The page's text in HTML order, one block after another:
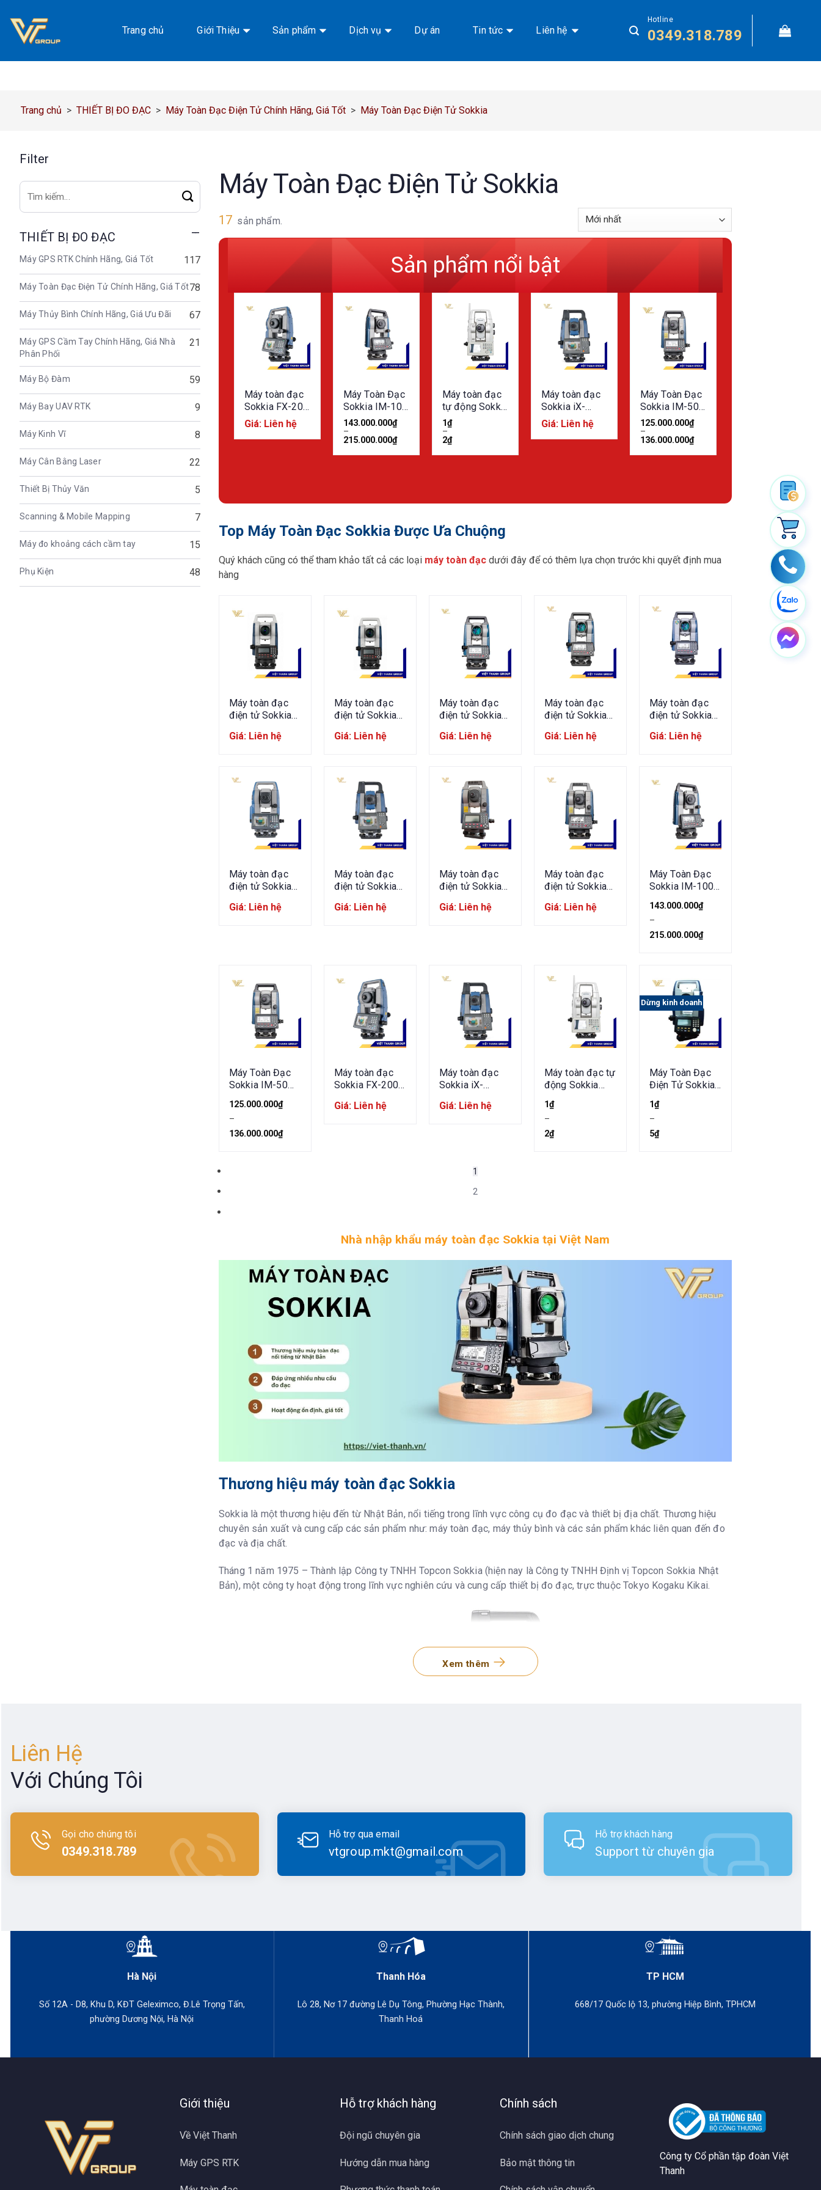
đến
Trang chủ Giới Thiệu Sản phẩm Dịch vụ Dự án Tin tức Liên hệ
Hotline
0349.318.789
Trang chủ > THIẾT BỊ ĐO ĐẠC > Máy Toàn Đạc Điện Tử Chính Hãng, Giá Tốt > Máy Toàn Đạc Điện Tử Sokkia
Filter
Tìm
THIẾT BỊ ĐO ĐẠC
Máy GPS RTK Chính Hãng, Giá Tốt 117
Máy Toàn Đạc Điện Tử Chính Hãng, Giá Tốt78
Máy Thủy Bình Chính Hãng, Giá Ưu Đãi 67
Máy GPS Cầm Tay Chính Hãng, Giá Nhà
Phân Phối
21
Máy Bộ Đàm 59
Máy Bay UAV RTK 9
Máy Kinh Vĩ 8
Máy Cân Bằng Laser 22
Thiết Bị Thủy Văn 5
Scanning & Mobile Mapping 7
Máy đo khoảng cách cầm tay 15
Phụ Kiện 48
Máy Toàn Đạc Điện Tử Sokkia
17 sản phẩm.
Sản phẩm nổi bật
Máy toàn đạc
Sokkia FX-200
series (Sokkia
FX201, Sokkia
Giá: Liên hệ
Máy Toàn Đạc
Sokkia IM-100
Series (IM101,
IM102, IM103,
IM105)
143.000.000₫
–
215.000.000₫
Máy toàn đạc
tự động Sokkia
NET05AXII /
NET1AXII
1₫
–
2₫
Máy toàn đạc
Sokkia iX-
1200/600
Giá: Liên hệ
Máy Toàn Đạc
Sokkia IM-50
Series (IM-52,
IM-55)
125.000.000₫
–
136.000.000₫
Top Máy Toàn Đạc Sokkia Được Ưa Chuộng
Quý khách cũng có thể tham khảo tất cả các loại máy toàn đạc dưới đây để có thêm lựa chọn trước khi quyết định mua
hàng
Máy toàn đạc
điện tử Sokkia
Giá: Liên hệ
Máy toàn đạc
điện tử Sokkia
Giá: Liên hệ
Máy toàn đạc
điện tử Sokkia
Giá: Liên hệ
Máy toàn đạc
điện tử Sokkia
Giá: Liên hệ
Máy toàn đạc
điện tử Sokkia
Giá: Liên hệ
Máy toàn đạc
điện tử Sokkia
Giá: Liên hệ
Máy toàn đạc
điện tử Sokkia
Giá: Liên hệ
Máy toàn đạc
điện tử Sokkia
Giá: Liên hệ
Máy toàn đạc
điện tử Sokkia
Giá: Liên hệ
Máy Toàn Đạc
Sokkia IM-100
IM102, IM103,
IM105)
143.000.000₫
–
215.000.000₫
Máy Toàn Đạc
Sokkia IM-50
IM-55)
125.000.000₫
–
136.000.000₫
Máy toàn đạc
Sokkia FX-200
FX201, Sokkia
Giá: Liên hệ
Máy toàn đạc
Sokkia iX-
series
Giá: Liên hệ
Máy toàn đạc tự
động Sokkia
NET1AXII
1₫
–
2₫
Dừng kinh doanh
Máy Toàn Đạc
Điện Tử Sokkia
1₫
–
5₫
1
2
Nhà nhập khẩu máy toàn đạc Sokkia tại Việt Nam
Thương hiệu máy toàn đạc Sokkia
Sokkia là một thương hiệu đến từ Nhật Bản, nổi tiếng trong lĩnh vực công cụ đo đạc và thiết bị địa chất. Thương hiệu
chuyên sản xuất và cung cấp các sản phẩm như: máy toàn đạc, máy thủy bình và các sản phẩm khác liên quan đến đo
đạc và địa chất.
Tháng 1 năm 1975 – Thành lập Công ty TNHH Topcon Sokkia (hiện nay là Công ty TNHH Định vị Topcon Sokkia Nhật
Bản), một công ty hoạt động trong lĩnh vực nghiên cứu và cung cấp thiết bị đo đạc, trực thuộc Tokyo Kogaku Kikai.
Các sản phẩm Sokkia phục vụ công trình khảo sát, đo lường, xây dựng của Sokkia là máy thu thập dữ liệu, máy kinh vĩ,
máy toàn đạc, máy thủy bình… Các sản phẩm Sokkia dành cho công nghiệp của Sokkia là máy toàn đạc công nghiệp,
Đặc điểm nổi bật của máy toàn đạc Sokkia
năng hàng đầu thị trường.
Xem thêm
Liên Hệ
Với Chúng Tôi
Gọi cho chúng tôi
0349.318.789
Hỗ trợ qua email
vtgroup.mkt@gmail.com
Hỗ trợ khách hàng
Support từ chuyên gia
Hà Nội
Số 12A - D8, Khu D, KĐT Geleximco, Đ.Lê Trọng Tấn,
phường Dương Nội, Hà Nội
Thanh Hóa
Lô 28, Nơ 17 đường Lê Dụ Tông, Phường Hạc Thành,
Thanh Hoá
TP HCM
668/17 Quốc lộ 13, phường Hiệp Bình, TPHCM
Giới thiệu
Về Việt Thanh
Máy GPS RTK
Hỗ trợ khách hàng
Đội ngũ chuyên gia
Hướng dẫn mua hàng
Chính sách
Chính sách giao dịch chung
Bảo mật thông tin
Công ty Cổ phần tập đoàn Việt
Thanh